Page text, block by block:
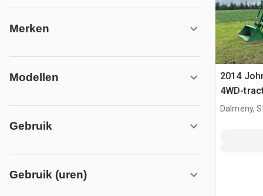
Merken
Modellen
Gebruik
Gebruik (uren)
2014
4WD-
Dalmeny,